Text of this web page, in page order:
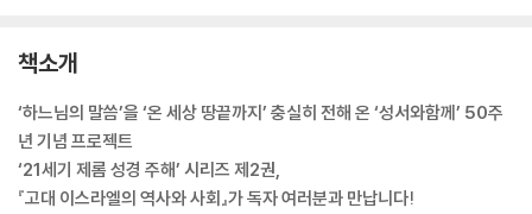
책소개
‘하느님의 말씀’을 ‘온 세상 땅끝까지’ 충실히 전해 온 ‘성서와함께’ 50주
년 기념 프로젝트
‘21세기 제롬 성경 주해’ 시리즈 제2권,
『고대 이스라엘의 역사와 사회』가 독자 여러분과 만납니다!